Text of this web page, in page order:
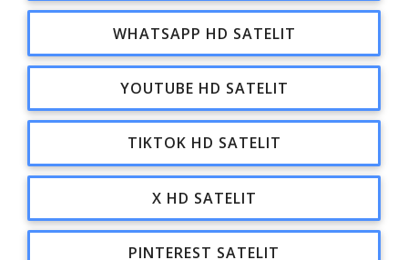
WHATSAPP HD SATELIT
YOUTUBE HD SATELIT
TIKTOK HD SATELIT
X HD SATELIT
PINTEREST SATELIT